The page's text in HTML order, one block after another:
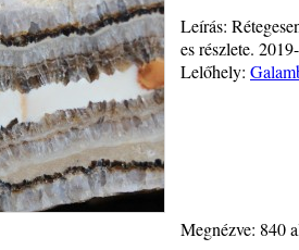
Leírás:
es részlete.
Lelőhely:
Megnézve: 840